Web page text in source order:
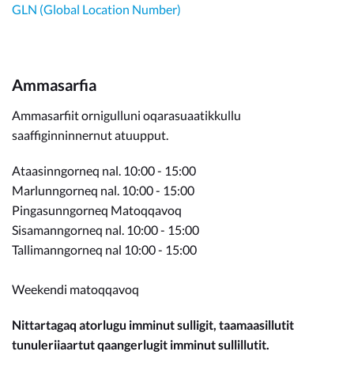
GLN (Global Location Number)
Ammasarfia
Ammasarfiit ornigulluni oqarasuaatikkullu
saaffiginninnernut atuupput.
Ataasinngorneq nal. 10:00 - 15:00
Marlunngorneq nal. 10:00 - 15:00
Pingasunngorneq Matoqqavoq
Sisamanngorneq nal. 10:00 - 15:00
Tallimanngorneq nal 10:00 - 15:00
Weekendi matoqqavoq
Nittartagaq atorlugu imminut sulligit, taamaasillutit
tunuleriiaartut qaangerlugit imminut sullillutit.